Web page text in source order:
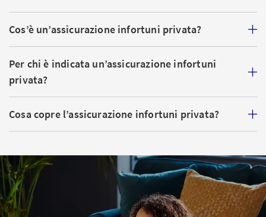
Cos’è un’assicurazione infortuni privata?
Per chi è indicata un’assicurazione infortuni
privata?
Cosa copre l’assicurazione infortuni privata?